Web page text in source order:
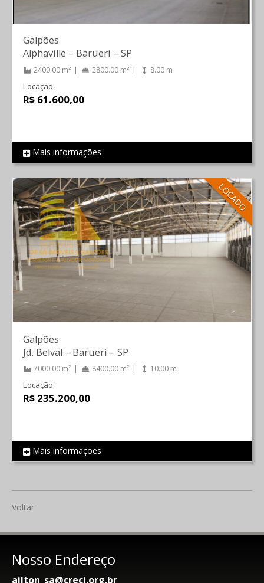
REF 18
Galpões
Alphaville – Barueri – SP
2400.00 m² 2800.00 m² 8.00 m
Locação:
R$ 61.600,00
Mais informações
LOCADO
REF 146
Galpões
Jd. Belval – Barueri – SP
7000.00 m² 8400.00 m² 10.00 m
Locação:
R$ 235.200,00
Mais informações
Voltar
Nosso Endereço
ailton_sa@creci.org.br